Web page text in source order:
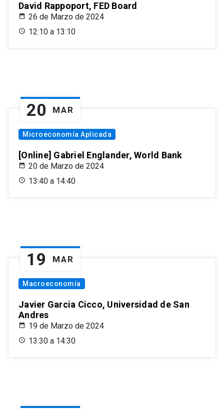
David Rappoport, FED Board
26 de Marzo de 2024
12:10 a 13:10
20 MAR
Microeconomía Aplicada
[Online] Gabriel Englander, World Bank
20 de Marzo de 2024
13:40 a 14:40
19 MAR
Macroeconomía
Javier Garcia Cicco, Universidad de San
Andres
19 de Marzo de 2024
13:30 a 14:30